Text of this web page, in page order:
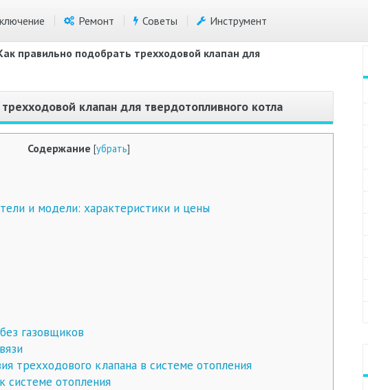
Ремонт Советы Инструмент
правильно подобрать трехходовой клапан для
клапан для твердотопливного котла
Содержание [убрать]
и модели: характеристики и цены
газовщиков
трехходового клапана в системе отопления
системе отопления